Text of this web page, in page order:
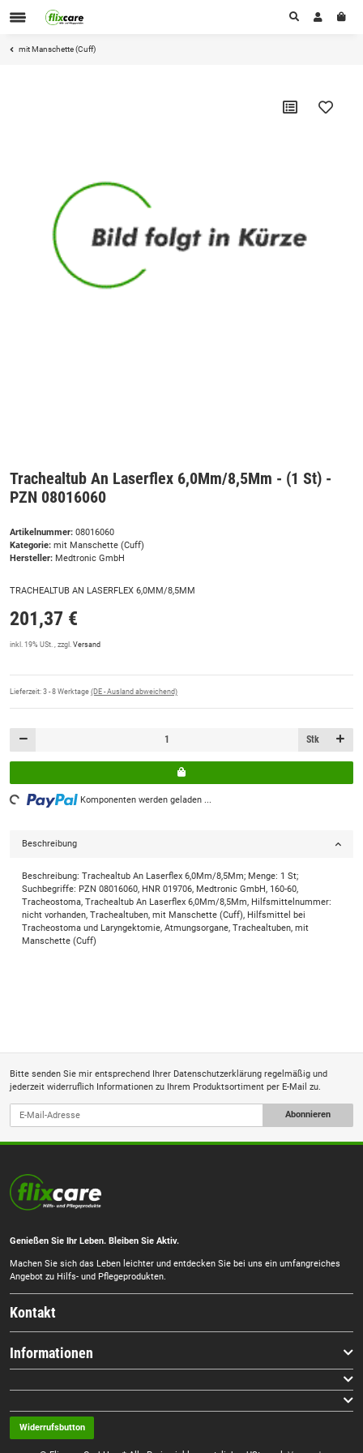
mit Manschette (Cuff)
Trachealtub An Laserflex 6,0Mm/8,5Mm - (1 St) -
PZN 08016060
Artikelnummer: 08016060
Kategorie: mit Manschette (Cuff)
Hersteller: Medtronic GmbH
TRACHEALTUB AN LASERFLEX 6,0MM/8,5MM
201,37 €
inkl. 19% USt. , zzgl. Versand
Lieferzeit: 3 - 8 Werktage (DE - Ausland abweichend)
Stk
Loading... Komponenten werden geladen ...
Beschreibung
Beschreibung: Trachealtub An Laserflex 6,0Mm/8,5Mm; Menge: 1 St;
Suchbegriffe: PZN 08016060, HNR 019706, Medtronic GmbH, 160-60,
Tracheostoma, Trachealtub An Laserflex 6,0Mm/8,5Mm, Hilfsmittelnummer:
nicht vorhanden, Trachealtuben, mit Manschette (Cuff), Hilfsmittel bei
Tracheostoma und Laryngektomie, Atmungsorgane, Trachealtuben, mit
Manschette (Cuff)
Bitte senden Sie mir entsprechend Ihrer Datenschutzerklärung regelmäßig und
jederzeit widerruflich Informationen zu Ihrem Produktsortiment per E-Mail zu.
Abonnieren
Genießen Sie Ihr Leben. Bleiben Sie Aktiv.
Machen Sie sich das Leben leichter und entdecken Sie bei uns ein umfangreiches
Angebot zu Hilfs- und Pflegeprodukten.
Kontakt
Informationen
Widerrufsbutton